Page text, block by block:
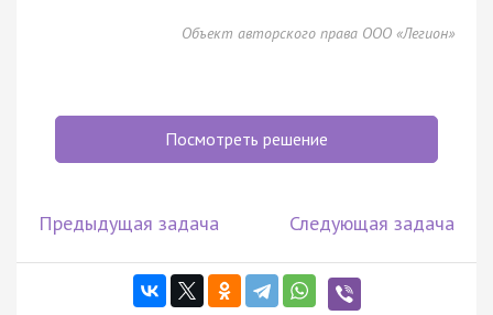
Объект авторского права ООО «Легион»
Посмотреть решение
Предыдущая задача Следующая задача